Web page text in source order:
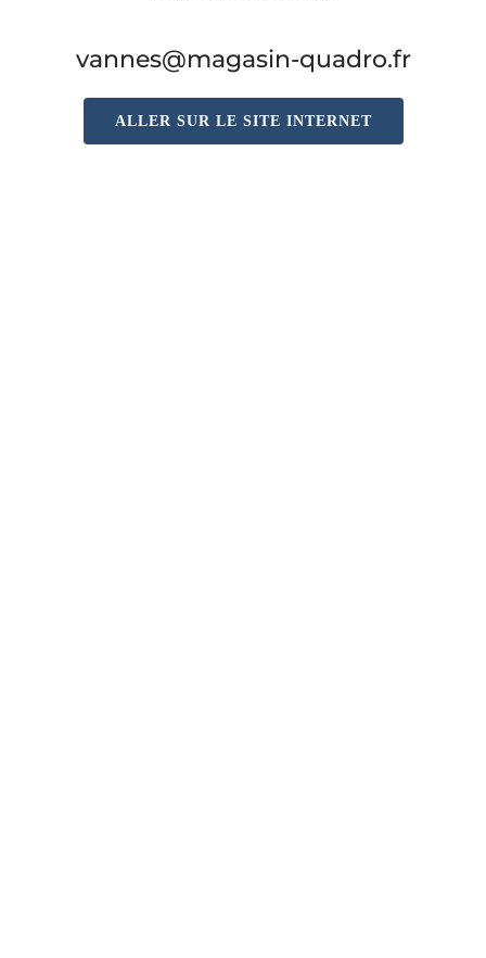
vannes@magasin-quadro.fr
ALLER SUR LE SITE INTERNET